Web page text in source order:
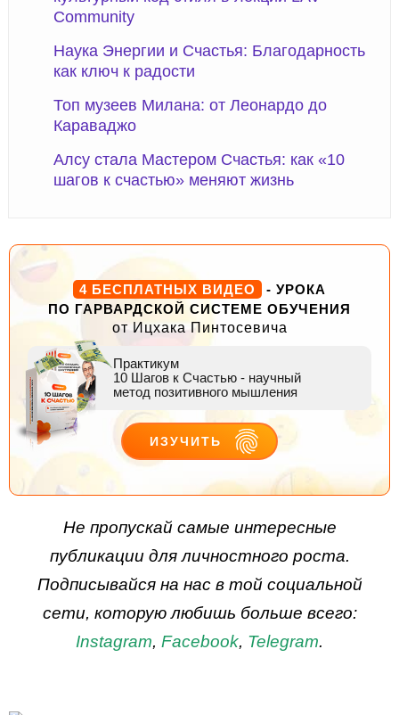
Community
Наука Энергии и Счастья: Благодарность
как ключ к радости
Топ музеев Милана: от Леонардо до
Караваджо
Алсу стала Мастером Счастья: как «10
шагов к счастью» меняют жизнь
4 БЕСПЛАТНЫХ ВИДЕО
- УРОКА
ПО ГАРВАРДСКОЙ СИСТЕМЕ ОБУЧЕНИЯ
от Ицхака Пинтосевича
Практикум
10 Шагов к Счастью - научный
метод позитивного мышления
ИЗУЧИТЬ
Не пропускай самые интересные
публикации для личностного роста.
Подписывайся на нас в той социальной
сети, которую любишь больше всего:
Instagram, Facebook, Telegram.